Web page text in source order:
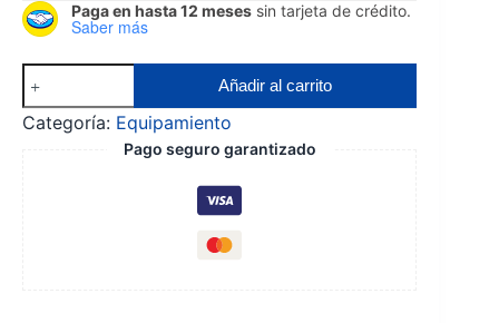
Paga en hasta 12 meses sin tarjeta de crédito.
Saber más
led
perio
Añadir al carrito
Categoría: Equipamiento
Pago seguro garantizado